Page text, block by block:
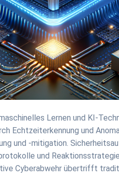
Lernen und KI-
Echtzeiterkennung und
und -mitigation.
und
Cyberabwehr übertrifft